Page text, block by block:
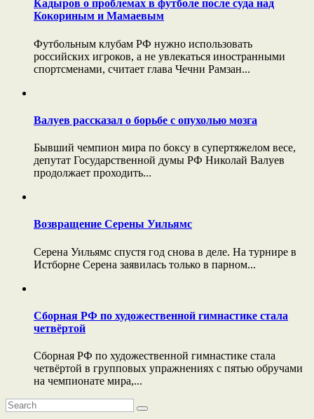
Кадыров о проблемах в футболе после суда над
Кокориным и Мамаевым
Футбольным клубам РФ нужно использовать
российских игроков, а не увлекаться иностранными
спортсменами, считает глава Чечни Рамзан...
Валуев рассказал о борьбе с опухолью мозга
Бывший чемпион мира по боксу в супертяжелом весе,
депутат Государственной думы РФ Николай Валуев
продолжает проходить...
Возвращение Серены Уильямс
Серена Уильямс спустя год снова в деле. На турнире в
Истборне Серена заявилась только в парном...
Сборная РФ по художественной гимнастике стала
четвёртой
Сборная РФ по художественной гимнастике стала
четвёртой в групповых упражнениях с пятью обручами
на чемпионате мира,...